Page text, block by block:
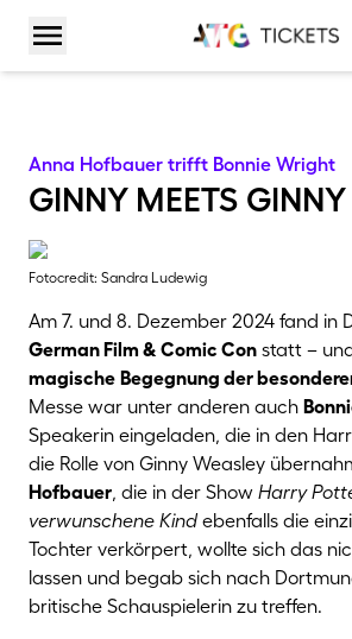
Menü öffnen
ginny meets ginny
Anna Hofbauer trifft Bonnie Wright
Fotocredit: Sandra Ludewig
Am 7. und 8. Dezember 2024 fand in
German Film & Comic Con statt –
magische Begegnung der
Messe war unter anderen auch
Speakerin eingeladen, die in den
die Rolle von Ginny Weasley
Hofbauer, die in der Show Harry
verwunschene Kind ebenfalls die
Tochter verkörpert, wollte sich das
lassen und begab sich nach
britische Schauspielerin zu treffen.